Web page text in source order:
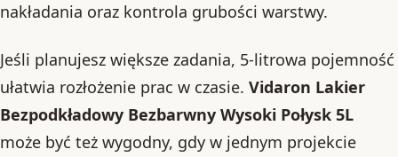
nakładania oraz kontrola grubości warstwy.
Jeśli planujesz większe zadania, 5-litrowa pojemność
ułatwia rozłożenie prac w czasie. Vidaron Lakier
Bezpodkładowy Bezbarwny Wysoki Połysk 5L
może być też wygodny, gdy w jednym projekcie